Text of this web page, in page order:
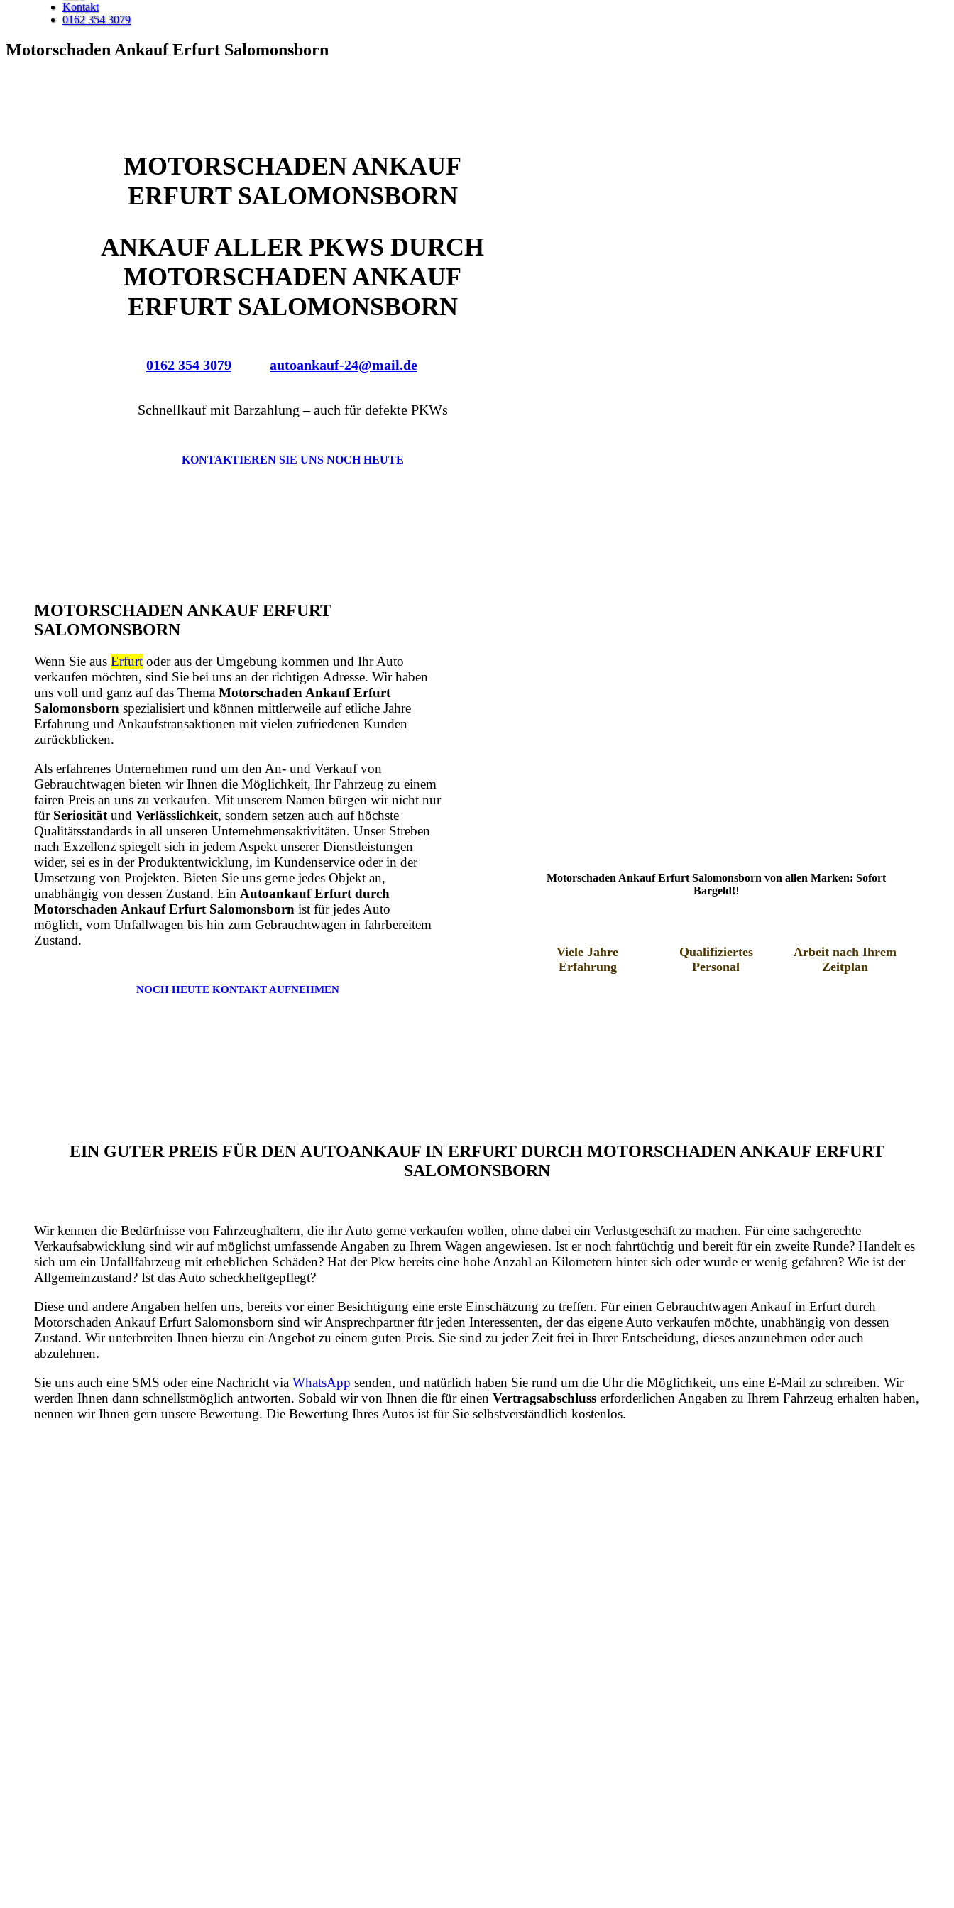
Kontakt
0162 354 3079
Motorschaden Ankauf Erfurt Salomonsborn
MOTORSCHADEN ANKAUF
ERFURT SALOMONSBORN
ANKAUF ALLER PKWS DURCH
MOTORSCHADEN ANKAUF
ERFURT SALOMONSBORN
0162 354 3079 autoankauf-24@mail.de
Schnellkauf mit Barzahlung – auch für defekte PKWs
KONTAKTIEREN SIE UNS NOCH HEUTE
MOTORSCHADEN ANKAUF ERFURT
SALOMONSBORN
Wenn Sie aus Erfurt oder aus der Umgebung kommen und Ihr Auto
verkaufen möchten, sind Sie bei uns an der richtigen Adresse. Wir haben
uns voll und ganz auf das Thema Motorschaden Ankauf Erfurt
Salomonsborn spezialisiert und können mittlerweile auf etliche Jahre
Erfahrung und Ankaufstransaktionen mit vielen zufriedenen Kunden
zurückblicken.
Als erfahrenes Unternehmen rund um den An- und Verkauf von
Gebrauchtwagen bieten wir Ihnen die Möglichkeit, Ihr Fahrzeug zu einem
fairen Preis an uns zu verkaufen. Mit unserem Namen bürgen wir nicht nur
für Seriosität und Verlässlichkeit, sondern setzen auch auf höchste
Qualitätsstandards in all unseren Unternehmensaktivitäten. Unser Streben
nach Exzellenz spiegelt sich in jedem Aspekt unserer Dienstleistungen
wider, sei es in der Produktentwicklung, im Kundenservice oder in der
Umsetzung von Projekten. Bieten Sie uns gerne jedes Objekt an,
unabhängig von dessen Zustand. Ein Autoankauf Erfurt durch
Motorschaden Ankauf Erfurt Salomonsborn ist für jedes Auto
möglich, vom Unfallwagen bis hin zum Gebrauchtwagen in fahrbereitem
Zustand.
NOCH HEUTE KONTAKT AUFNEHMEN
Motorschaden Ankauf Erfurt Salomonsborn von allen Marken: Sofort
Bargeld!!
Viele Jahre
Erfahrung
Qualifiziertes
Personal
Arbeit nach Ihrem
Zeitplan
EIN GUTER PREIS FÜR DEN AUTOANKAUF IN ERFURT DURCH MOTORSCHADEN ANKAUF ERFURT
SALOMONSBORN
Wir kennen die Bedürfnisse von Fahrzeughaltern, die ihr Auto gerne verkaufen wollen, ohne dabei ein Verlustgeschäft zu machen. Für eine sachgerechte
Verkaufsabwicklung sind wir auf möglichst umfassende Angaben zu Ihrem Wagen angewiesen. Ist er noch fahrtüchtig und bereit für ein zweite Runde? Handelt es
sich um ein Unfallfahrzeug mit erheblichen Schäden? Hat der Pkw bereits eine hohe Anzahl an Kilometern hinter sich oder wurde er wenig gefahren? Wie ist der
Allgemeinzustand? Ist das Auto scheckheftgepflegt?
Diese und andere Angaben helfen uns, bereits vor einer Besichtigung eine erste Einschätzung zu treffen. Für einen Gebrauchtwagen Ankauf in Erfurt durch
Motorschaden Ankauf Erfurt Salomonsborn sind wir Ansprechpartner für jeden Interessenten, der das eigene Auto verkaufen möchte, unabhängig von dessen
Zustand. Wir unterbreiten Ihnen hierzu ein Angebot zu einem guten Preis. Sie sind zu jeder Zeit frei in Ihrer Entscheidung, dieses anzunehmen oder auch
abzulehnen.
Sie uns auch eine SMS oder eine Nachricht via WhatsApp senden, und natürlich haben Sie rund um die Uhr die Möglichkeit, uns eine E-Mail zu schreiben. Wir
werden Ihnen dann schnellstmöglich antworten. Sobald wir von Ihnen die für einen Vertragsabschluss erforderlichen Angaben zu Ihrem Fahrzeug erhalten haben,
nennen wir Ihnen gern unsere Bewertung. Die Bewertung Ihres Autos ist für Sie selbstverständlich kostenlos.